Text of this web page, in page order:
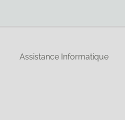
Assistance Informatique